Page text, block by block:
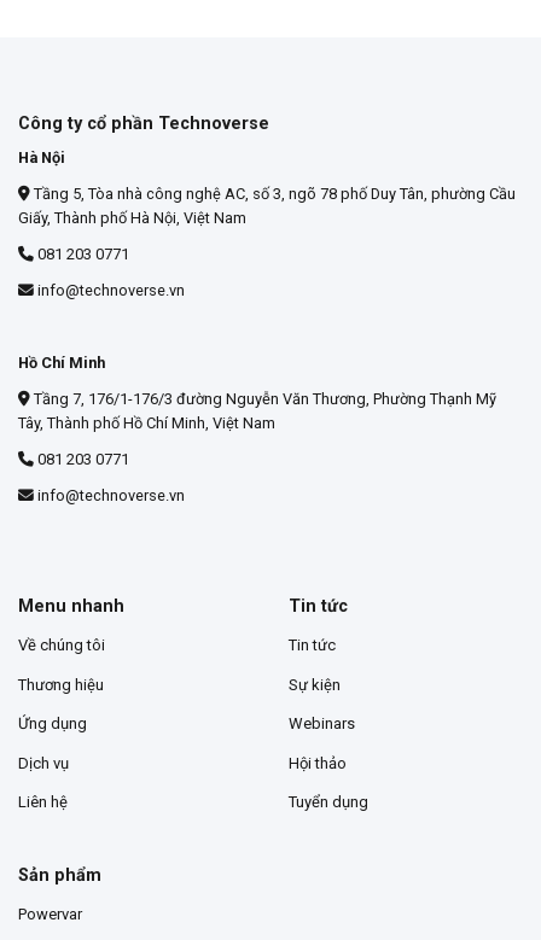
Công ty cổ phần Technoverse
Hà Nội
Tầng 5, Tòa nhà công nghệ AC, số 3, ngõ 78 phố Duy Tân, phường Cầu
Giấy, Thành phố Hà Nội, Việt Nam
081 203 0771
info@technoverse.vn
Hồ Chí Minh
Tầng 7, 176/1-176/3 đường Nguyễn Văn Thương, Phường Thạnh Mỹ
Tây, Thành phố Hồ Chí Minh, Việt Nam
081 203 0771
info@technoverse.vn
Menu nhanh
Về chúng tôi
Thương hiệu
Ứng dụng
Dịch vụ
Liên hệ
Tin tức
Tin tức
Sự kiện
Webinars
Hội thảo
Tuyển dụng
Sản phẩm
Powervar